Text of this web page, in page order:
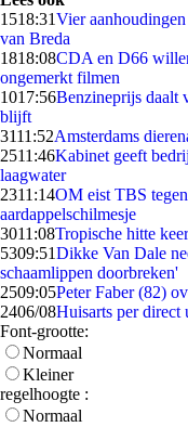
1518:31Vier
van Breda
1818:08CDA en D66
ongemerkt filmen
1017:56Benzineprijs daalt
blijft
3111:52Amsterdams
2511:46Kabinet geeft
laagwater
2311:14OM eist TBS
aardappelschilmesje
3011:08Tropische hitte
5309:51Dikke Van Dale
schaamlippen doorbreken'
2509:05Peter Faber (82)
2406/08Huisarts per direct
Font-grootte:
Normaal
Kleiner
regelhoogte :
Normaal